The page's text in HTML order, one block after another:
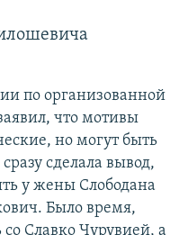
по организованной
что мотивы
но могут быть
сделала вывод,
у жены Слободана
Было время,
со Славко Чурувией, а